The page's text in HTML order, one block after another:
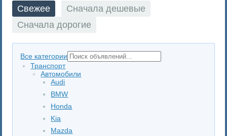
Свежее
Сначала дешевые
Сначала дорогие
Все категории
Транспорт
Автомобили
Audi
BMW
Honda
Kia
Mazda